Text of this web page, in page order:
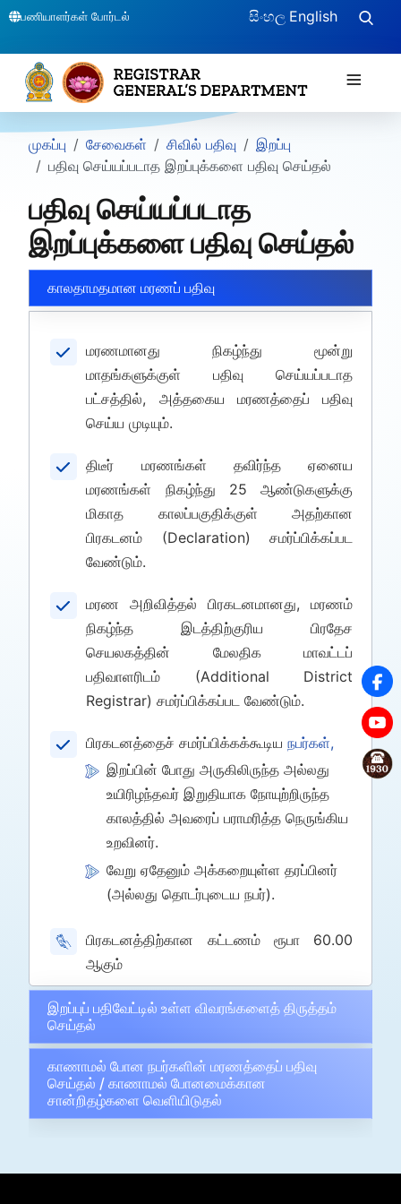
பணியாளர்கள் போர்டல் සිංහල English
≡
முகப்பு சேவைகள் சிவில் பதிவு
இறப்பு
பதிவு செய்யப்படாத இறப்புக்களை பதிவு செய்தல்
பதிவு செய்யப்படாத
இறப்புக்களை பதிவு செய்தல்
காலதாமதமான மரணப் பதிவு
மரணமானது நிகழ்ந்து மூன்று
மாதங்களுக்குள் பதிவு செய்யப்படாத
பட்சத்தில், அத்தகைய மரணத்தைப் பதிவு
செய்ய முடியும்.
திடீர் மரணங்கள் தவிர்ந்த ஏனைய
மரணங்கள் நிகழ்ந்து 25 ஆண்டுகளுக்கு
மிகாத காலப்பகுதிக்குள் அதற்கான
பிரகடனம் (Declaration) சமர்ப்பிக்கப்பட
வேண்டும்.
மரண அறிவித்தல் பிரகடனமானது, மரணம்
நிகழ்ந்த இடத்திற்குரிய பிரதேச
செயலகத்தின் மேலதிக மாவட்டப்
பதிவாளரிடம் (Additional District
Registrar) சமர்ப்பிக்கப்பட வேண்டும்.
பிரகடனத்தைச் சமர்ப்பிக்கக்கூடியநபர்கள்,
இறப்பின் போது அருகிலிருந்த அல்லது
உயிரிழந்தவர் இறுதியாக நோயுற்றிருந்த
காலத்தில் அவரைப் பராமரித்த நெருங்கிய
உறவினர்.
வேறு ஏதேனும் அக்கறையுள்ள தரப்பினர்
(அல்லது தொடர்புடைய நபர்).
பிரகடனத்திற்கான கட்டணம் ரூபா 60.00
ஆகும்
இறப்புப் பதிவேட்டில் உள்ள விவரங்களைத் திருத்தம்
செய்தல்
காணாமல் போன நபர்களின் மரணத்தைப் பதிவு
செய்தல் / காணாமல் போனமைக்கான
சான்றிதழ்களை வெளியிடுதல்